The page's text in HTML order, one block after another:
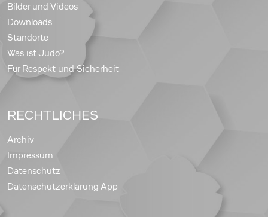
Bilder und Videos
Downloads
Standorte
Was ist Judo?
Für Respekt und Sicherheit
RECHTLICHES
Archiv
Impressum
Datenschutz
Datenschutzerklärung App